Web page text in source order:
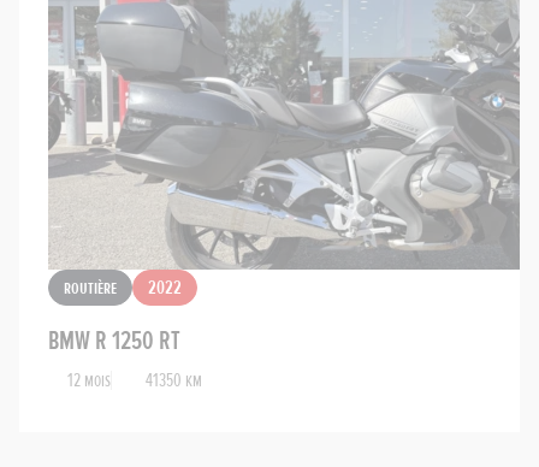
Routière 2022
BMW R 1250 RT
12 mois 41350 km